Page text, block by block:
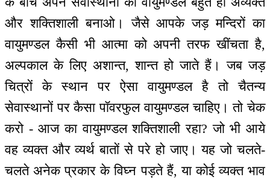
और शक्तिशाली बनाओ। जैसे आपके जड़ मन्दिरों का
वायुमण्डल कैसी भी आत्मा को अपनी तरफ खींचता है,
अल्पकाल के लिए अशान्त, शान्त हो जाते हैं। जब जड़
चित्रों के स्थान पर ऐसा वायुमण्डल है तो चैतन्य
सेवास्थानों पर कैसा पॉवरफुल वायुमण्डल चाहिए। तो चेक
करो - आज का वायुमण्डल शक्तिशाली रहा? जो भी आये
वह व्यक्त और व्यर्थ बातों से परे हो जाए। यह जो चलते-
चलते अनेक प्रकार के विघ्न पड़ते हैं, या कोई व्यक्त भाव